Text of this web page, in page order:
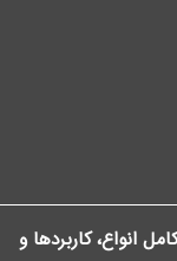
انواع، کاربردها و